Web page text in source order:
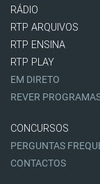
RÁDIO
RTP ARQUIVOS
RTP ENSINA
RTP PLAY
EM DIRETO
REVER
CONCURSOS
PERGUNTAS
CONTACTOS